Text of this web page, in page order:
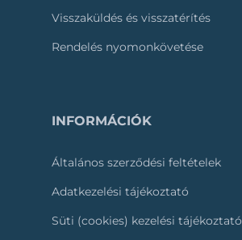
Visszaküldés és visszatérítés
Rendelés nyomonkövetése
INFORMÁCIÓK
Általános szerződési feltételek
Adatkezelési tájékoztató
Süti (cookies) kezelési tájékoztató